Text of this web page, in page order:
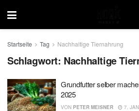
Startseite Tag Nachhaltige Tiernahrung
Schlagwort: Nachhaltige
Grundfutter selber
2025
VON PETER MEISNER 7.